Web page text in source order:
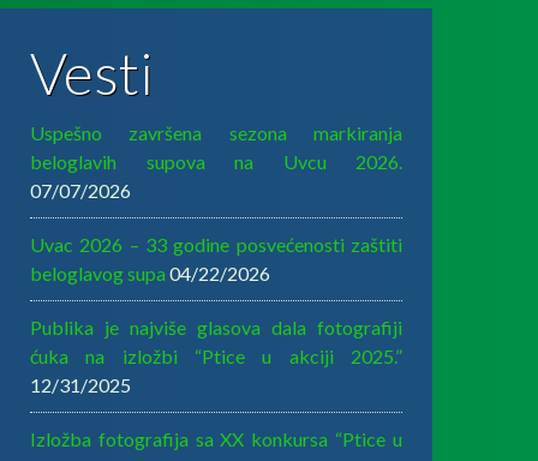
Vesti
Uspešno završena sezona markiranja
beloglavih supova na Uvcu 2026.
07/07/2026
Uvac 2026 – 33 godine posvećenosti zaštiti
beloglavog supa 04/22/2026
Publika je najviše glasova dala fotografiji
ćuka na izložbi “Ptice u akciji 2025.”
12/31/2025
Izložba fotografija sa XX konkursa “Ptice u